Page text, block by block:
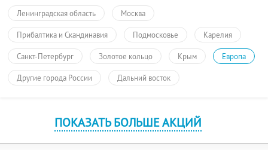
Ленинградская область Москва
Прибалтика и Скандинавия Подмосковье Карелия
Санкт-Петербург Золотое кольцо Крым Европа
Другие города России Дальний восток
ПОКАЗАТЬ БОЛЬШЕ АКЦИЙ